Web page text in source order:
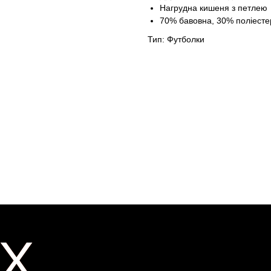
Нагрудна кишеня з петлею
70% бавовна, 30%
Тип: Футболки